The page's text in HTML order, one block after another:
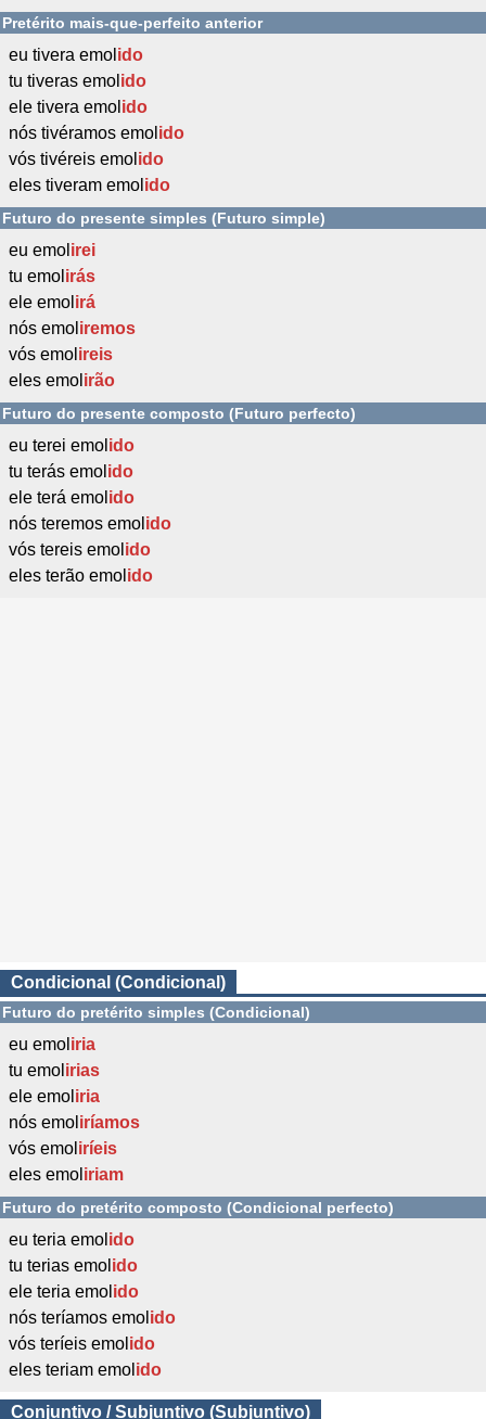
Pretérito mais-que-perfeito anterior
eu tivera emol ido
tu tiveras emol ido
ele tivera emol ido
nós tivéramos emol ido
vós tivéreis emol ido
eles tiveram emol ido
Futuro do presente simples (Futuro simple)
eu emol irei
tu emol irás
ele emol irá
nós emol iremos
vós emol ireis
eles emol irão
Futuro do presente composto (Futuro perfecto)
eu terei emol ido
tu terás emol ido
ele terá emol ido
nós teremos emol ido
vós tereis emol ido
eles terão emol ido
Condicional (Condicional)
Futuro do pretérito simples (Condicional)
eu emol iria
tu emol irias
ele emol iria
nós emol iríamos
vós emol iríeis
eles emol iriam
Futuro do pretérito composto (Condicional perfecto)
eu teria emol ido
tu terias emol ido
ele teria emol ido
nós teríamos emol ido
vós teríeis emol ido
eles teriam emol ido
Conjuntivo / Subjuntivo (Subjuntivo)